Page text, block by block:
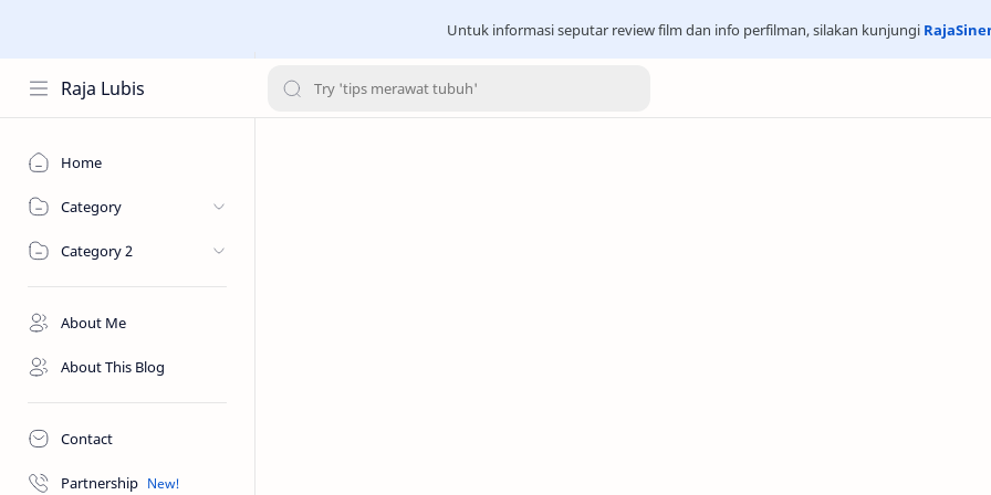
Untuk informasi seputar review film dan info perfilman, silakan kunjungi
Raja Lubis
Home
Category
Category 2
About Me
About This Blog
Contact
Partnership